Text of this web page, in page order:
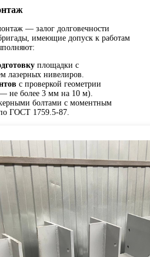
— залог долговечности
имеющие допуск к работам
площадки с
лазерных нивелиров.
с проверкой геометрии
не более 3 мм на 10 м).
болтами с моментным
ГОСТ 1759.5-87.